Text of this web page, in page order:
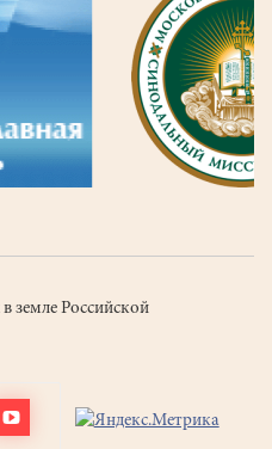
земле Российской